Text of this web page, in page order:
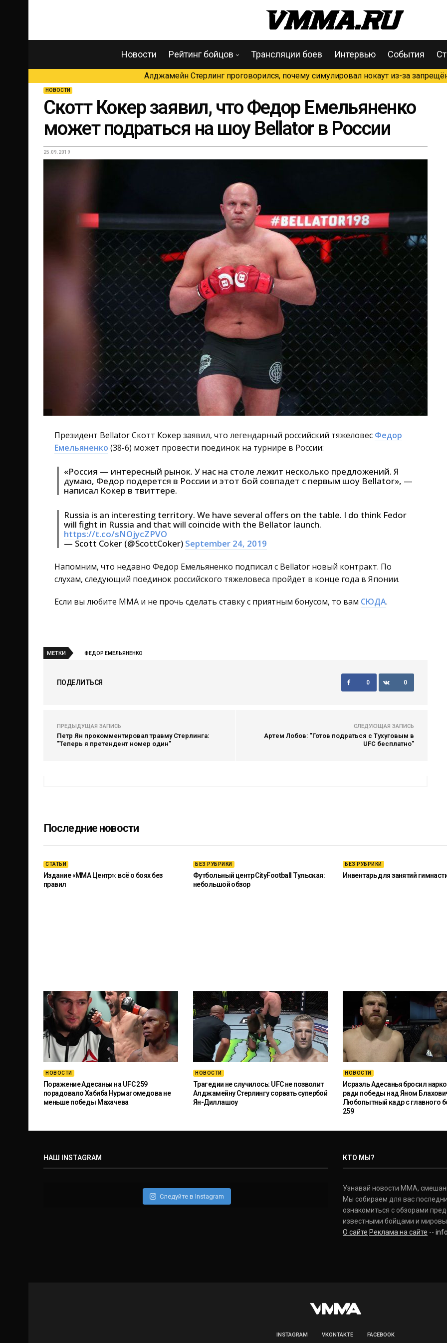
Новости Рейтинг бойцов Трансляции боев Интервью События
Алджамейн Стерлинг проговорился, почему симулировал нокаут из-за
НОВОСТИ
Скотт Кокер заявил, что Федор Емельяненко
может подраться на шоу Bellator в России
25.09.2019
Президент Bellator Скотт Кокер заявил, что легендарный российский тяжеловес Федор
Емельяненко (38-6) может провести поединок на турнире в России:
«Россия — интересный рынок. У нас на столе лежит несколько предложений. Я
думаю, Федор подерется в России и этот бой совпадет с первым шоу Bellator», —
написал Кокер в твиттере.
Russia is an interesting territory. We have several offers on the table. I do think Fedor
will fight in Russia and that will coincide with the Bellator launch.
https://t.co/sNOjycZPVO
— Scott Coker (@ScottCoker) September 24, 2019
Напомним, что недавно Федор Емельяненко подписал с Bellator новый контракт. По
слухам, следующий поединок российского тяжеловеса пройдет в конце года в Японии.
Если вы любите ММА и не прочь сделать ставку с приятным бонусом, то вам СЮДА.
МЕТКИ ФЕДОР ЕМЕЛЬЯНЕНКО
ПОДЕЛИТЬСЯ 0 0
ПРЕДЫДУЩАЯ ЗАПИСЬ
Петр Ян прокомментировал травму Стерлинга:
"Теперь я претендент номер один"
СЛЕДУЮЩАЯ ЗАПИСЬ
Артем Лобов: "Готов подраться с Тухуговым в
UFC бесплатно"
Последние новости
СТАТЬИ
Издание «ММА Центр»: всё о боях без
правил
БЕЗ РУБРИКИ
Футбольный центр CityFootball Тульская:
небольшой обзор
БЕЗ РУБРИКИ
Инвентарь для занятий
НОВОСТИ
Поражение Адесаньи на UFC 259
порадовало Хабиба Нурмагомедова не
меньше победы Махачева
НОВОСТИ
Трагедии не случилось: UFC не позволит
Алджамейну Стерлингу сорвать супербой
Ян-Диллашоу
НОВОСТИ
Исраэль Адесанья бросил
ради победы над Яном
Любопытный кадр с главного
259
НАШ INSTAGRAM
Следуйте в Instagram
КТО МЫ?
Узнавай новости ММА,
Мы собираем для вас
ознакомиться с обзорами
известными бойцами и
О сайте Реклама на сайте --
INSTAGRAM VKONTAKTE FACEBOOK